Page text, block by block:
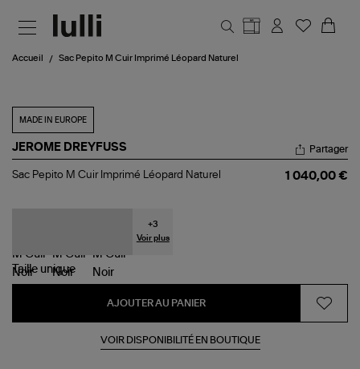
Accueil Sac Pepito M Cuir Imprimé Léopard Naturel
MADE IN EUROPE
JEROME DREYFUSS
Sac
Partager
Sac Pepito M Cuir Imprimé Léopard Naturel 1 040,00 €
+3
Voir plus
Taille unique
AJOUTER AU PANIER
VOIR DISPONIBILITÉ EN BOUTIQUE